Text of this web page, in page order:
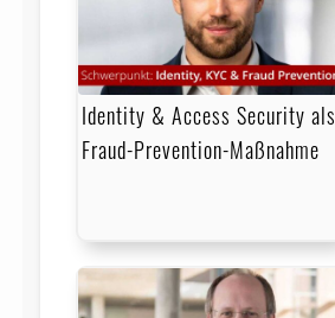
Identity & Access Security als
Fraud-Prevention-Maßnahme